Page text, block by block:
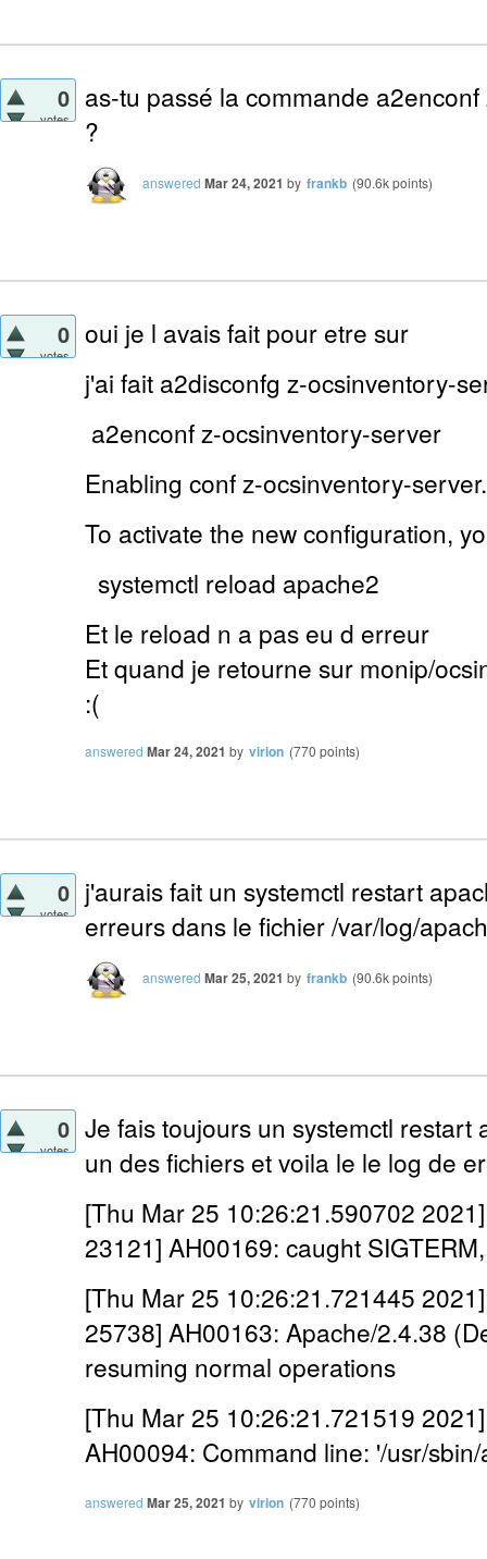
0
votes
as-tu passé la commande
?
answered Mar 24, 2021 by frankb (90.6kpoints)
0
votes
oui je l avais fait pour etre sur
j'ai fait a2disconfg z-ocsinventory-
a2enconf z-ocsinventory-server
Enabling conf z-ocsinventory-server.
To activate the new configuration,
systemctl reload apache2
Et le reload n a pas eu d erreur
Et quand je retourne sur monip/
:(
answered Mar 24, 2021 by virion (770 points)
0
votes
j'aurais fait un systemctl restart
erreurs dans le fichier /var/log/
answered Mar 25, 2021 by frankb (90.6kpoints)
0
votes
Je fais toujours un systemctl restart
un des fichiers et voila le le log de
[Thu Mar 25 10:26:21.590702
23121] AH00169: caught
[Thu Mar 25 10:26:21.721445
25738] AH00163: Apache/2.4.38
resuming normal operations
[Thu Mar 25 10:26:21.721519
AH00094: Command line: '/usr/
answered Mar 25, 2021 by virion (770 points)